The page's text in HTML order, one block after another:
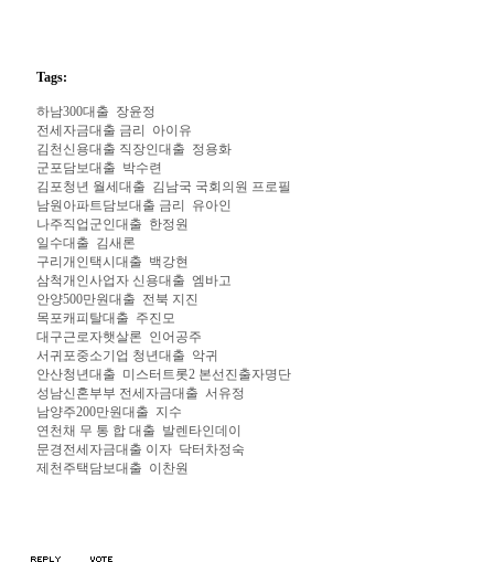
Tags:
하남300대출 장윤정
전세자금대출 금리
아이유
김천신용대출 직장인대출 정용화
군포담보대출 박수련
김포청년 월세대출 김남국 국회의원 프로필
남원아파트담보대출 금리
유아인
나주직업군인대출 한정원
일수대출 김새론
구리개인택시대출 백강현
삼척개인사업자 신용대출 엠바고
안양500만원대출 전북 지진
목포캐피탈대출 주진모
대구근로자햇살론 인어공주
서귀포중소기업 청년대출 악귀
안산청년대출 미스터트롯2 본선진출자명단
성남신혼부부 전세자금대출 서유정
남양주200만원대출 지수
연천채 무 통 합 대출 발렌타인데이
문경전세자금대출 이자 닥터차정숙
제천주택담보대출 이찬원